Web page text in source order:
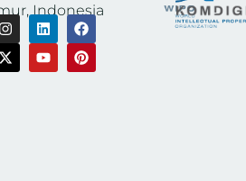
Indonesia